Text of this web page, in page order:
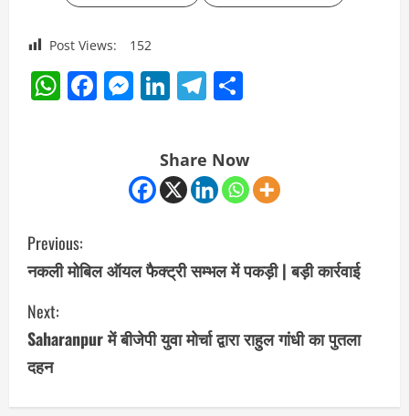
Post Views: 152
WhatsApp
Facebook
Messenger
LinkedIn
Telegram
Share Now
C
o
n
t
i
Previous:
नकली मोबिल ऑयल फैक्ट्री सम्भल में पकड़ी | बड़ी कार्रवाई
Next:
Saharanpur में बीजेपी युवा मोर्चा द्वारा राहुल गांधी का पुतला
दहन